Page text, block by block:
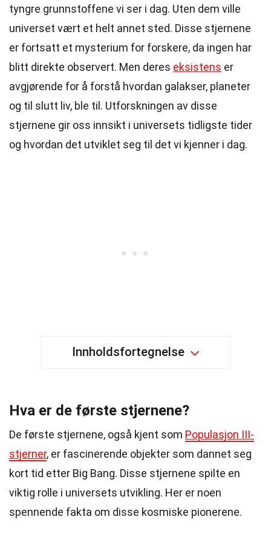
tyngre grunnstoffene vi ser i dag. Uten dem ville
universet vært et helt annet sted. Disse stjernene
er fortsatt et mysterium for forskere, da ingen har
blitt direkte observert. Men deres eksistens er
avgjørende for å forstå hvordan galakser, planeter
og til slutt liv, ble til. Utforskningen av disse
stjernene gir oss innsikt i universets tidligste tider
og hvordan det utviklet seg til det vi kjenner i dag.
Innholdsfortegnelse
Hva er de første stjernene?
De første stjernene, også kjent som Populasjon III-
stjerner, er fascinerende objekter som dannet seg
kort tid etter Big Bang. Disse stjernene spilte en
viktig rolle i universets utvikling. Her er noen
spennende fakta om disse kosmiske pionerene.